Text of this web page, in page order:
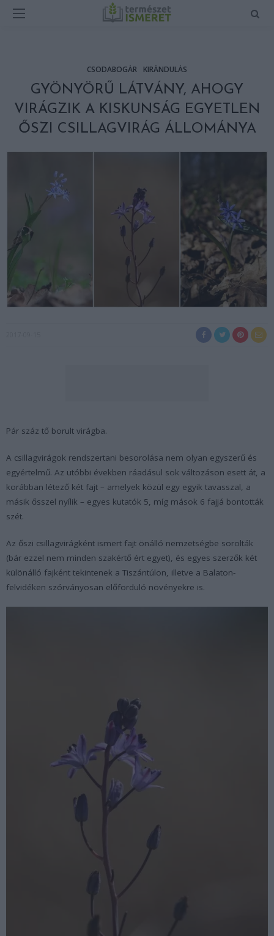
CSODABOGÁR KIRÁNDULÁS
GYÖNYÖRŰ LÁTVÁNY, AHOGY
VIRÁGZIK A KISKUNSÁG EGYETLEN
ŐSZI CSILLAGVIRÁG ÁLLOMÁNYA
Pár száz tő borult virágba.
A csillagvirágok rendszertani besorolása nem olyan egyszerű és
egyértelmű. Az utóbbi években ráadásul sok változáson esett át, a
korábban létező két fajt – amelyek közül egy egyik tavasszal, a
másik ősszel nyílik – egyes kutatók 5, míg mások 6 fajjá bontották
szét.
Az őszi csillagvirágként ismert fajt önálló nemzetségbe sorolták
(bár ezzel nem minden szakértő ért egyet), és egyes szerzők két
különálló fajként tekintenek a Tiszántúlon, illetve a Balaton-
felvidéken szórványosan előforduló növényekre is.